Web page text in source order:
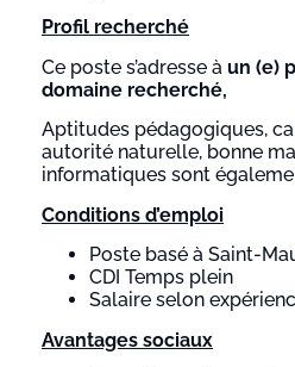
Profil recherché
Ce poste s’adresse à un (e)
domaine recherché,
Aptitudes pédagogiques,
autorité naturelle, bonne
informatiques sont
Conditions d’emploi
Poste basé à Saint-
CDI Temps plein
Salaire selon
Avantages sociaux